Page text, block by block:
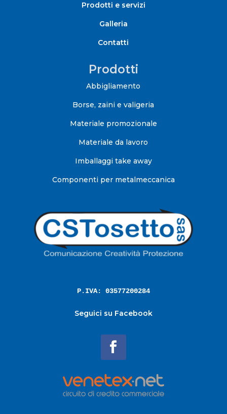
Prodotti e servizi
Galleria
Contatti
Prodotti
Abbigliamento
Borse, zaini e valigeria
Materiale promozionale
Materiale da lavoro
Imballaggi take away
Componenti per metalmeccanica
P.IVA: 03577200284
Seguici su Facebook